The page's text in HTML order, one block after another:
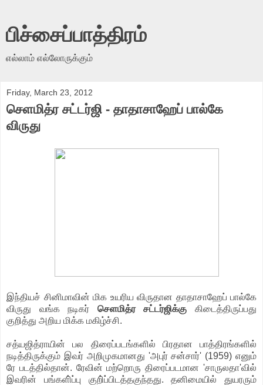
பிச்சைப்பாத்திரம்
எல்லாம் எல்லோருக்கும்
Friday, March 23, 2012
செளமித்ர சட்டர்ஜி - தாதாசாஹேப் பால்கே
விருது
இந்தியச் சினிமாவின் மிக உயரிய விருதான தாதாசாஹேப் பால்கே
விருது வங்க நடிகர் செளமித்ர சட்டர்ஜிக்கு கிடைத்திருப்பது
குறித்து அறிய மிக்க மகிழ்ச்சி.
சத்யஜித்ராயின் பல திரைப்படங்களில் பிரதான பாத்திரங்களில்
நடித்திருக்கும் இவர் அறிமுகமானது 'அபுர் சன்சார்' (1959) எனும்
ரே படத்தில்தான். ரேவின் மற்றொரு திரைப்படமான 'சாருலதா'வில்
இவரின் பங்களி்ப்பு குறி்ப்பிடத்தகுந்தது. தனிமையில் துயரரும்